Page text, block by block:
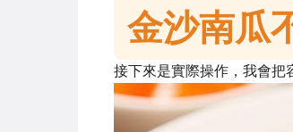
金沙南瓜
接下來是實際操作，我會把